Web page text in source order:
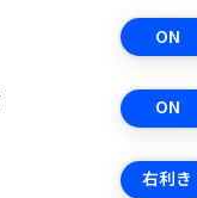
ON
ON
右利き